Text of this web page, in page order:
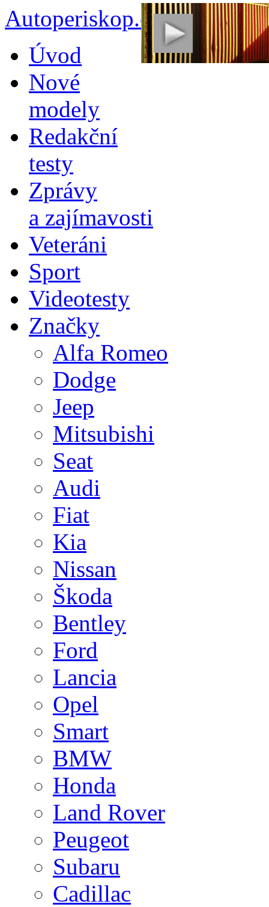
Autoperiskop.cz –
obsahu
webu
Úvod
Nové
modely
Redakční
testy
Zprávy
a zajímavosti
Veteráni
Sport
Videotesty
Značky
Alfa Romeo
Dodge
Jeep
Mitsubishi
Seat
Audi
Fiat
Kia
Nissan
Škoda
Bentley
Ford
Lancia
Opel
Smart
BMW
Honda
Land Rover
Peugeot
Subaru
Cadillac